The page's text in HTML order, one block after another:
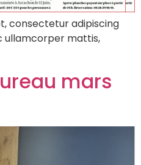
consectetur adipiscing
ullamcorper mattis,
mars